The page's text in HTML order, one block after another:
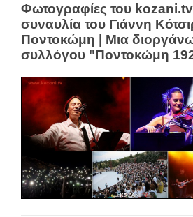
Φωτογραφίες του
συναυλία του Γιάννη
Ποντοκώμη | Μια
συλλόγου "Ποντοκώμη